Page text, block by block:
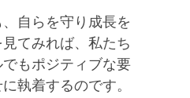
自らを守り成長を
てみれば、私たち
もポジティブな要
執着するのです。